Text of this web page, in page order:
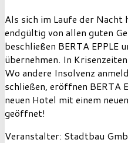
Als sich im Laufe der
endgültig von allen guten
beschließen BERTA EPPLE
übernehmen. In
Wo andere Insolvenz
schließen, eröffnen BERTA
neuen Hotel mit einem
geöffnet!
Veranstalter: Stadtbau